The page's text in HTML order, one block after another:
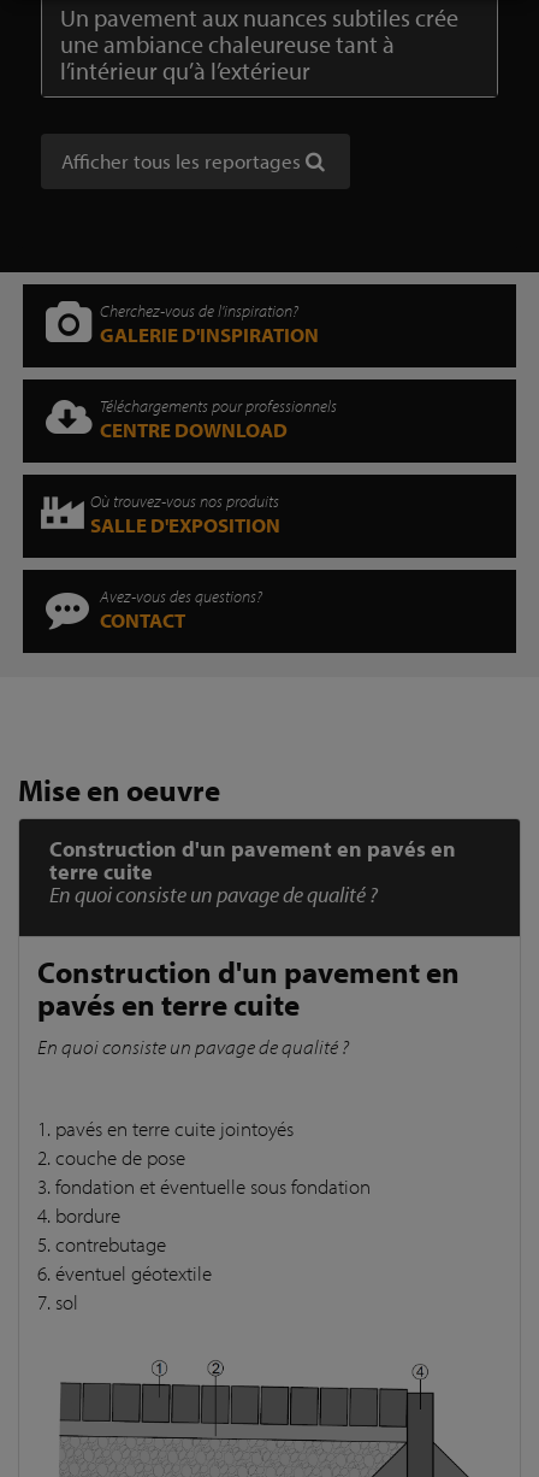
Un pavement aux nuances subtiles crée
une ambiance chaleureuse tant à
l’intérieur qu’à l’extérieur
Afficher tous les reportages
Cherchez-vous de l'inspiration?
GALERIE D'INSPIRATION
Téléchargements pour professionnels
CENTRE DOWNLOAD
Où trouvez-vous nos produits
SALLE D'EXPOSITION
Avez-vous des questions?
CONTACT
Mise en oeuvre
Construction d'un pavement en pavés en
terre cuite
En quoi consiste un pavage de qualité ?
Construction d'un pavement en
pavés en terre cuite
En quoi consiste un pavage de qualité ?
1. pavés en terre cuite jointoyés
2. couche de pose
3. fondation et éventuelle sous fondation
4. bordure
5. contrebutage
6. éventuel géotextile
7. sol